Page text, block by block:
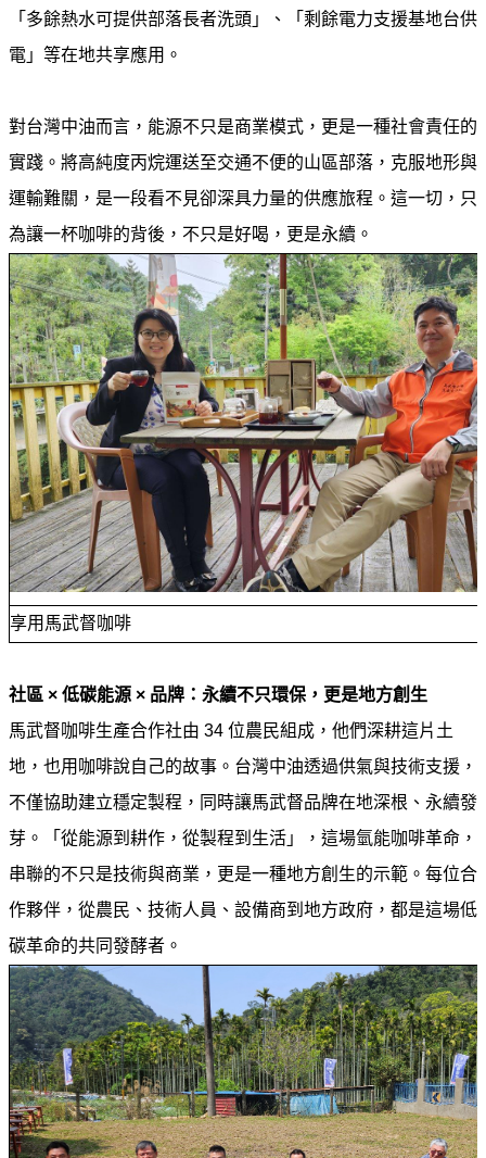
新
息
動
專
區
中
油
首
頁
網
站
導
覽
意
見
信
箱
常
問
English
RSS
閱
政
府
網
站
資
料
開
放
宣
告
「多餘熱水可提供部落長者洗頭」、「剩餘電力支援基地台供
電」等在地共享應用。
對台灣中油而言，能源不只是商業模式，更是一種社會責任的
實踐。將高純度丙烷運送至交通不便的山區部落，克服地形與
運輸難關，是一段看不見卻深具力量的供應旅程。這一切，只
為讓一杯咖啡的背後，不只是好喝，更是永續。
享用馬武督咖啡
社區 × 低碳能源 × 品牌：永續不只環保，更是地方創生
馬武督咖啡生產合作社由 34 位農民組成，他們深耕這片土
地，也用咖啡說自己的故事。台灣中油透過供氣與技術支援，
不僅協助建立穩定製程，同時讓馬武督品牌在地深根、永續發
芽。「從能源到耕作，從製程到生活」，這場氫能咖啡革命，
串聯的不只是技術與商業，更是一種地方創生的示範。每位合
作夥伴，從農民、技術人員、設備商到地方政府，都是這場低
碳革命的共同發酵者。